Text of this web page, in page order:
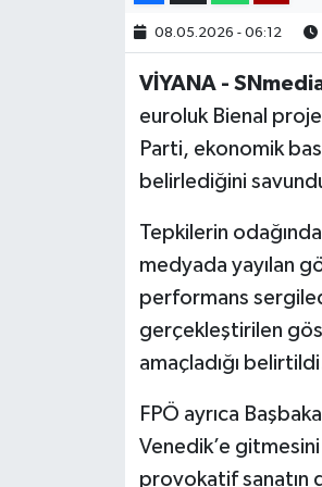
08.05.2026 - 06:12
VİYANA -
euroluk Bienal
Parti, ekonomik
belirlediğini
Tepkilerin
medyada yayılan
performans
gerçekleştirilen
amaçladığı
FPÖ ayrıca
Venedik’e
provokatif sanatın